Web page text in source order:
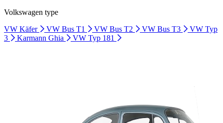
Volkswagen type
VW Käfer
VW Bus T1 VW Bus T2 VW Bus T3
VW Typ
3
Karmann Ghia VW Typ 181